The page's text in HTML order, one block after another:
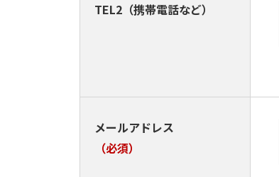
TEL2（携帯電話など）
メールアドレス
（必須）